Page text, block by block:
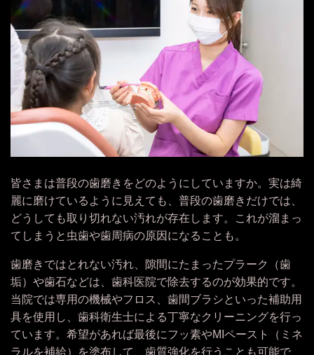
皆さまは普段の歯磨きをどのようにしていますか。実は綺
麗に磨けているように見えても、普段の歯磨きだけでは、
どうしても取り切れない汚れが存在します。これが溜まっ
てしまうと虫歯や歯周病の原因になることも。
歯磨きではとれない汚れ、隙間にたまったプラーク（歯
垢）や歯石などは、歯科医院で除去するのが効果的です。
当院では専用の機械やフロス、歯間ブラシといった補助用
具を使用し、歯科衛生士による丁寧なクリーニングを行っ
ています。希望があれば最後にフッ素やMIペースト（ミネ
ラルを補給）を塗布して、歯質強化を行うことも可能で